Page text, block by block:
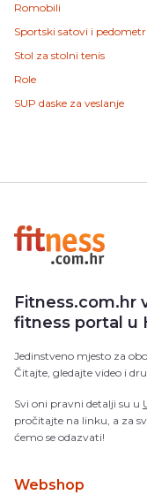
Romobili
Sportski satovi i pedometri
Stol za stolni tenis
Role
SUP daske za veslanje
Fitness.com.hr
fitness portal u
Jedinstveno mjesto za
Čitajte, gledajte video i
Svi oni pravni detalji su u
pročitajte na linku, a za
ćemo se odazvati!
Webshop